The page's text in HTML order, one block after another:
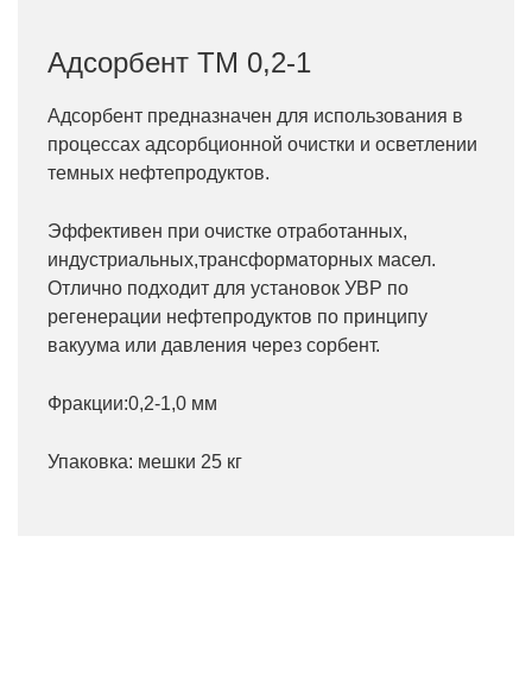
Адсорбент ТМ 0,2-1
Адсорбент предназначен для использования в
процессах адсорбционной очистки и осветлении
темных нефтепродуктов.
Эффективен при очистке отработанных,
индустриальных,трансформаторных масел.
Отлично подходит для установок УВР по
регенерации нефтепродуктов по принципу
вакуума или давления через сорбент.
Фракции:0,2-1,0 мм
Упаковка: мешки 25 кг